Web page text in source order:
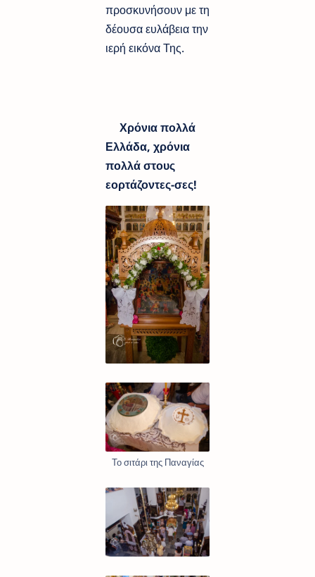
προσκυνήσουν με τη
δέουσα ευλάβεια την
ιερή εικόνα Της.
Χρόνια πολλά
Ελλάδα, χρόνια
πολλά στους
εορτάζοντες-σες!
Το σιτάρι της Παναγίας